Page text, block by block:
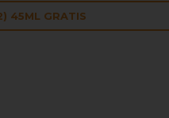
45ML GRATIS